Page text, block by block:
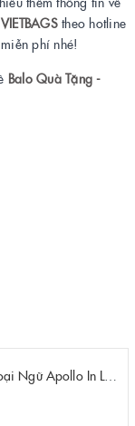
VIETBAGS theo hotline
phí nhé!
Balo Quà Tặng -